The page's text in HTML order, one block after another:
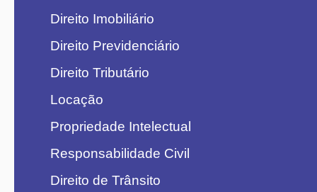
Direito Imobiliário
Direito Previdenciário
Direito Tributário
Locação
Propriedade Intelectual
Responsabilidade Civil
Direito de Trânsito